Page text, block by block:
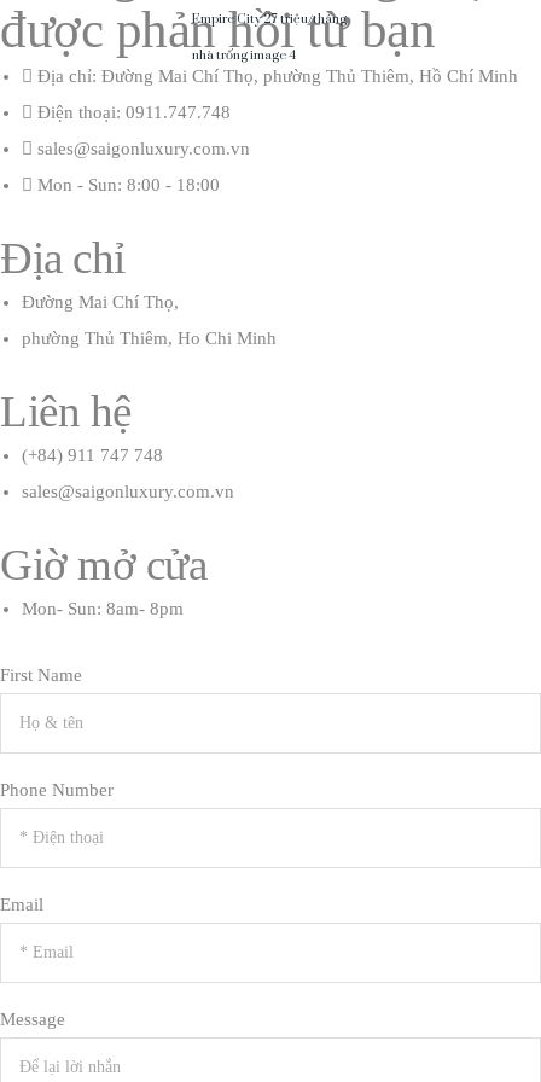
được phản hồi từ bạn
Địa chỉ: Đường Mai Chí Thọ, phường Thủ Thiêm, Hồ Chí Minh
Điện thoại: 0911.747.748
sales@saigonluxury.com.vn
Mon - Sun: 8:00 - 18:00
Địa chỉ
Đường Mai Chí Thọ,
phường Thủ Thiêm, Ho Chi Minh
Liên hệ
(+84) 911 747 748
sales@saigonluxury.com.vn
Giờ mở cửa
Mon- Sun: 8am- 8pm
First Name
Phone Number
Email
Message